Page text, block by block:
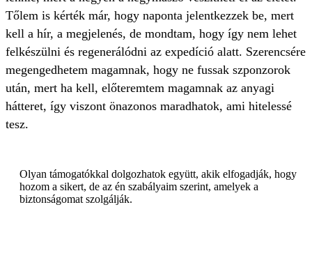
Tőlem is kérték már, hogy naponta jelentkezzek be, mert
kell a hír, a megjelenés, de mondtam, hogy így nem lehet
felkészülni és regenerálódni az expedíció alatt. Szerencsére
megengedhetem magamnak, hogy ne fussak szponzorok
után, mert ha kell, előteremtem magamnak az anyagi
hátteret, így viszont önazonos maradhatok, ami hitelessé
tesz.
Olyan támogatókkal dolgozhatok együtt, akik elfogadják, hogy
hozom a sikert, de az én szabályaim szerint, amelyek a
biztonságomat szolgálják.